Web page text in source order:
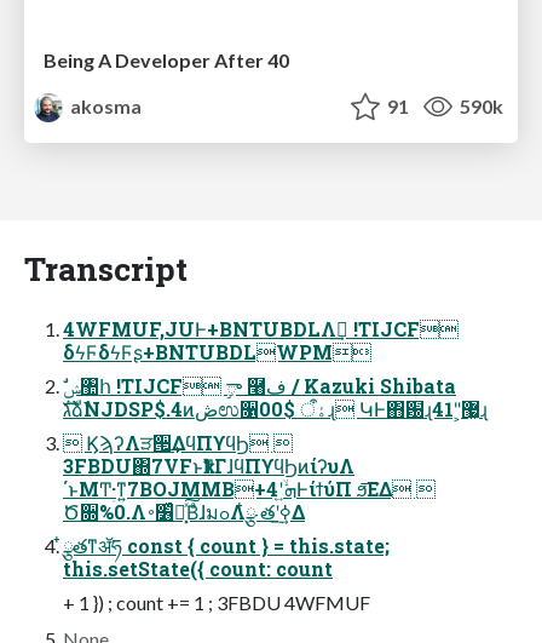
Being A Developer After 40
akosma
91 590k
Transcript
4WFMUF,JUͰ+BNTUBDLΛࢼ͢ !TIJCF
δϟϜδϟϜʂ+BNTUBDLWPM
גࣜձࣾNJDSP$.4ͷڞಉ૑ۀऀ $00ɻ ԿͰ΋԰ɻ41"͕޷͖ɻ
 ϏϡʔΛੜ੒͢ΔϥΠϒϥϦ 
3FBDU΍7VFͱҟͳΓɺϥΠϒϥϦͷίʔυΛ
΄ͱΜͲؚ·ͳ͍7BOJMMB+4ʹ͍ۙܗͰίϯύΠ ϧ͞ΕΔ 
Ծ૝%0.Λ׶͑ͯ࠾༻͓ͯ͠ΒͣɺมߋΛ໋ྩ తʹ࣮ߦ͢Δ
໋ྩతͳॲཧ const { count } = this.state;
this.setState({ count: count
+ 1 }) ; count += 1 ; 3FBDU 4WFMUF
None